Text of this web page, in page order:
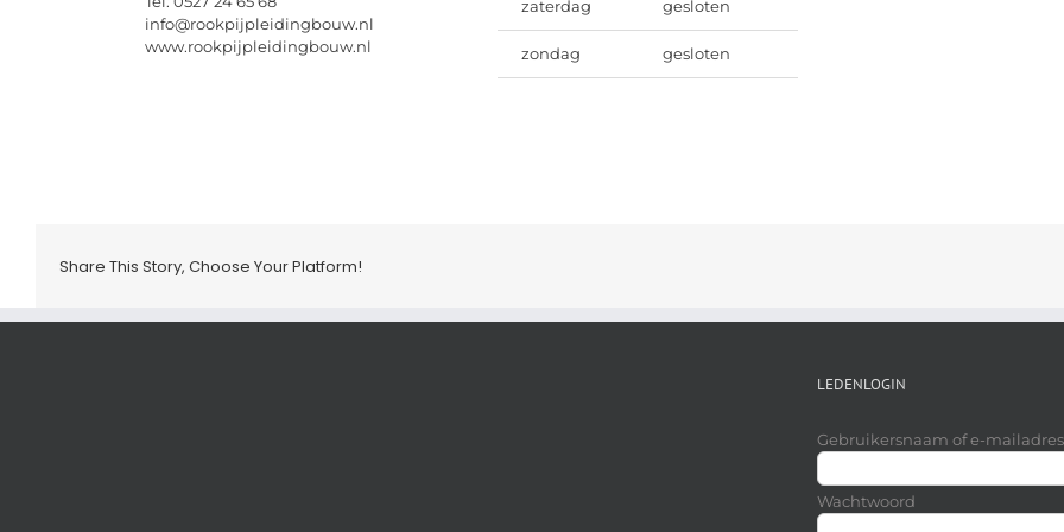
info@rookpijpleidingbouw.nl
www.rookpijpleidingbouw.nl
zaterdag gesloten
zondag gesloten
Share This Story, Choose Your Platform!
LEDENLOGIN
Gebruikersnaam of e-mailadres
Wachtwoord